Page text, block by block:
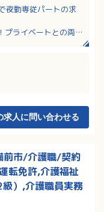
夜勤専従パートの求
プライベートとの両立
ある方もぜひご相
求人に問い合わせる
前市/介護職/契約
転免許,介護福祉
）,介護職員実務